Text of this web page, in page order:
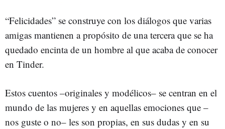
“Felicidades” se construye con los diálogos que varias
amigas mantienen a propósito de una tercera que se ha
quedado encinta de un hombre al que acaba de conocer
en Tinder.
Estos cuentos –originales y modélicos– se centran en el
mundo de las mujeres y en aquellas emociones que –
nos guste o no– les son propias, en sus dudas y en su